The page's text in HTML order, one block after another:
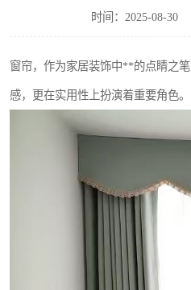
时间：2025-08-30
窗帘，作为家居装饰中**的点睛之
感，更在实用性上扮演着重要角色。